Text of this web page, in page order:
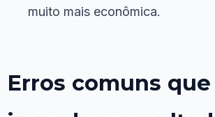
muito mais econômica.
Erros comuns que